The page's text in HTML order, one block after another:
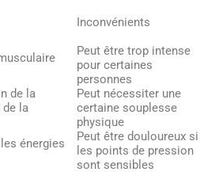
Inconvénients
Peut être trop intense
pour certaines
personnes
de la
la
Peut nécessiter une
certaine souplesse
physique
énergies
Peut être douloureux si
les points de pression
sont sensibles